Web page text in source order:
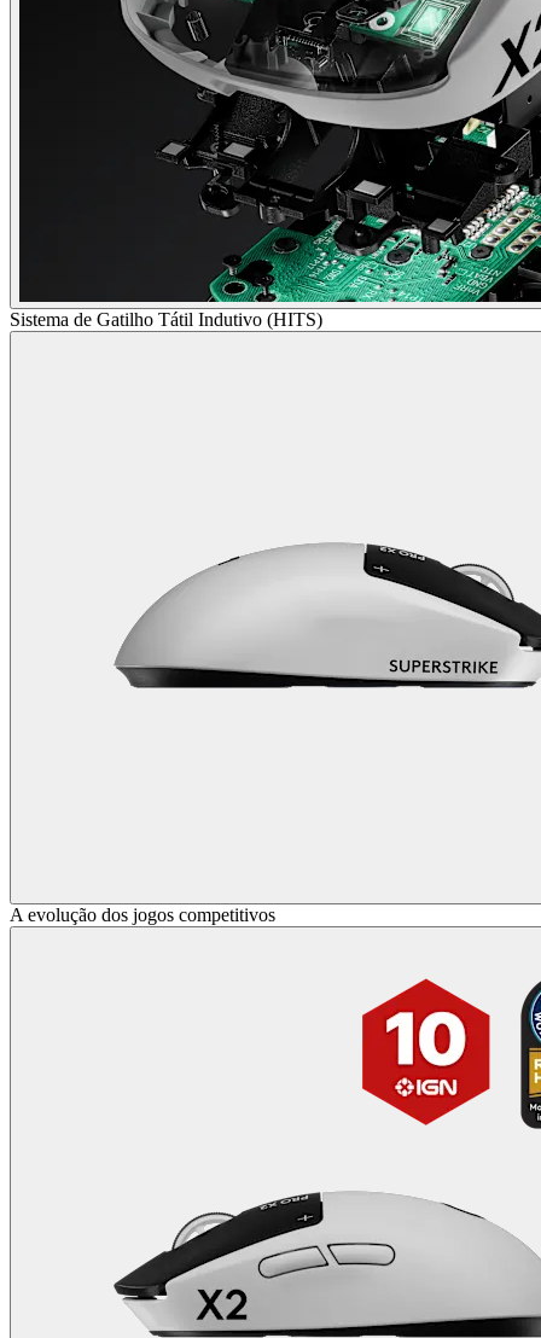
Sistema de Gatilho Tátil Indutivo (HITS)
A evolução dos jogos competitivos